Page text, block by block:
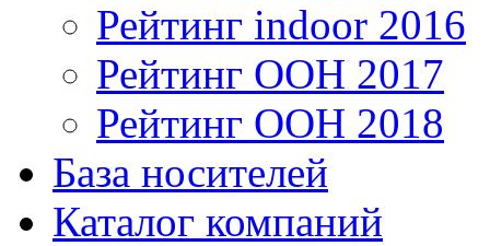
Рейтинг indoor 2016
Рейтинг OOH 2017
Рейтинг OOH 2018
База носителей
Каталог компаний